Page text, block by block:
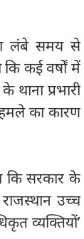
लंबे समय से
कई वर्षों में
प्रभारी
का कारण
कि सरकार के
उच्च
व्यक्तियों’